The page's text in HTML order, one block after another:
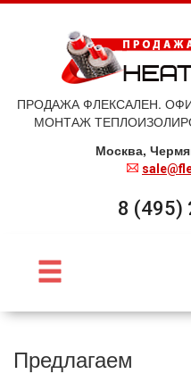
ПРОДАЖА ФЛЕКСАЛЕН.
МОНТАЖ
Москва,
8 (495)
Предлагаем